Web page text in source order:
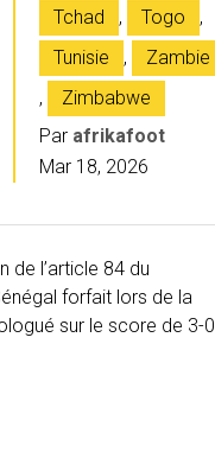
Tchad
, Togo
,
Tunisie
,
Zambie
,
Zimbabwe
Par afrikafoot
Mar 18, 2026
de l’article 84 du
forfait lors de la
sur le score de 3-0